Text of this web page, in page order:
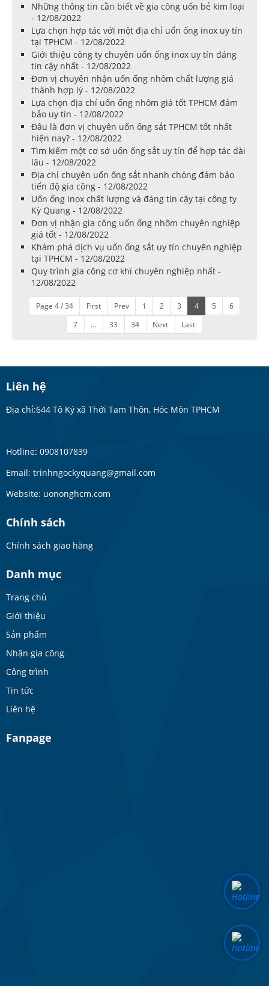
Những thông tin cần biết về gia công uốn bẻ kim loại
- 12/08/2022
Lựa chọn hợp tác với một địa chỉ uốn ống inox uy tín
tại TPHCM - 12/08/2022
Giới thiệu công ty chuyên uốn ống inox uy tín đáng
tin cậy nhất - 12/08/2022
Đơn vị chuyên nhận uốn ống nhôm chất lượng giá
thành hợp lý - 12/08/2022
Lựa chọn địa chỉ uốn ống nhôm giá tốt TPHCM đảm
bảo uy tín - 12/08/2022
Đâu là đơn vị chuyên uốn ống sắt TPHCM tốt nhất
hiện nay? - 12/08/2022
Tìm kiếm một cơ sở uốn ống sắt uy tín để hợp tác dài
lâu - 12/08/2022
Địa chỉ chuyên uốn ống sắt nhanh chóng đảm bảo
tiến độ gia công - 12/08/2022
Uốn ống inox chất lượng và đáng tin cậy tại công ty
Kỳ Quang - 12/08/2022
Đơn vị nhận gia công uốn ống nhôm chuyên nghiệp
giá tốt - 12/08/2022
Khám phá dịch vụ uốn ống sắt uy tín chuyên nghiệp
tại TPHCM - 12/08/2022
Quy trình gia công cơ khí chuyên nghiệp nhất -
12/08/2022
Page 4 / 34 First Prev 1 2 3 4 5
6
7
... 33 34 Next Last
Liên hệ
Địa chỉ:644 Tô Ký xã Thới Tam Thôn, Hóc Môn TPHCM
Hotline: 0908107839
Email: trinhngockyquang@gmail.com
Website: uononghcm.com
Chính sách
Chính sách giao hàng
Danh mục
Trang chủ
Giới thiệu
Sản phẩm
Nhận gia công
Công trình
Tin tức
Liên hệ
Fanpage